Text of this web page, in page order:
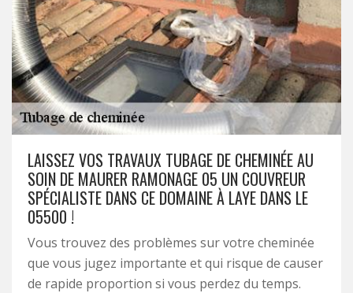
LAISSEZ VOS TRAVAUX TUBAGE DE CHEMINÉE AU
SOIN DE MAURER RAMONAGE 05 UN COUVREUR
SPÉCIALISTE DANS CE DOMAINE À LAYE DANS LE
05500 !
Vous trouvez des problèmes sur votre cheminée
que vous jugez importante et qui risque de causer
de rapide proportion si vous perdez du temps.